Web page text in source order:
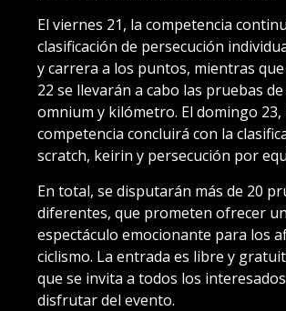
El viernes 21, la competencia
clasificación de persecución
y carrera a los puntos, mientras
22 se llevarán a cabo las pruebas
omnium y kilómetro. El domingo 23,
competencia concluirá con la
scratch, keirin y persecución por
En total, se disputarán más de 20
diferentes, que prometen ofrecer un
espectáculo emocionante para los
ciclismo. La entrada es libre y
que se invita a todos los
disfrutar del evento.